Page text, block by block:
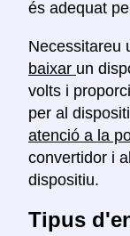
és adequat
Necessitareu
baixar un
volts i
per al
atenció a la
convertidor i
dispositiu.
Tipus